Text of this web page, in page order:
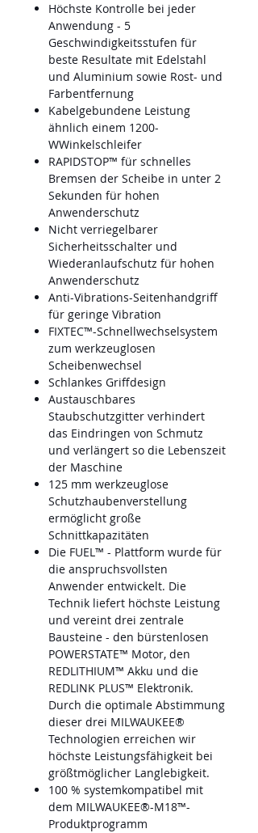
Höchste Kontrolle bei jeder
Anwendung - 5
Geschwindigkeitsstufen für
beste Resultate mit Edelstahl
und Aluminium sowie Rost- und
Farbentfernung
Kabelgebundene Leistung
ähnlich einem 1200-
WWinkelschleifer
RAPIDSTOP™ für schnelles
Bremsen der Scheibe in unter 2
Sekunden für hohen
Anwenderschutz
Nicht verriegelbarer
Sicherheitsschalter und
Wiederanlaufschutz für hohen
Anwenderschutz
Anti-Vibrations-Seitenhandgriff
für geringe Vibration
FIXTEC™-Schnellwechselsystem
zum werkzeuglosen
Scheibenwechsel
Schlankes Griffdesign
Austauschbares
Staubschutzgitter verhindert
das Eindringen von Schmutz
und verlängert so die Lebenszeit
der Maschine
125 mm werkzeuglose
Schutzhaubenverstellung
ermöglicht große
Schnittkapazitäten
Die FUEL™ - Plattform wurde für
die anspruchsvollsten
Anwender entwickelt. Die
Technik liefert höchste Leistung
und vereint drei zentrale
Bausteine - den bürstenlosen
POWERSTATE™ Motor, den
REDLITHIUM™ Akku und die
REDLINK PLUS™ Elektronik.
Durch die optimale Abstimmung
dieser drei MILWAUKEE®
Technologien erreichen wir
höchste Leistungsfähigkeit bei
größtmöglicher Langlebigkeit.
100 % systemkompatibel mit
dem MILWAUKEE®-M18™-
Produktprogramm